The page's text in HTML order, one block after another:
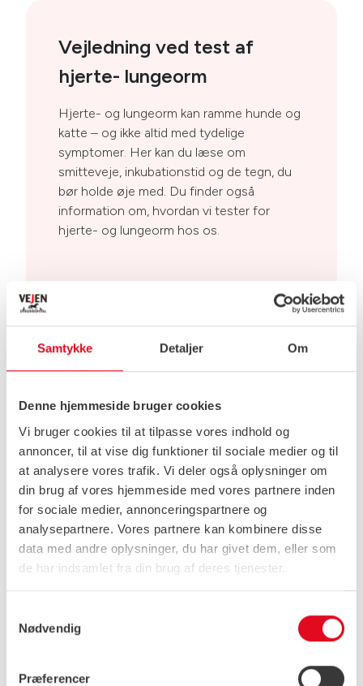
Samtykke Detaljer Om
Denne hjemmeside bruger cookies
Vi bruger cookies til at tilpasse vores indhold og
annoncer, til at vise dig funktioner til sociale medier og til
at analysere vores trafik. Vi deler også oplysninger om
din brug af vores hjemmeside med vores partnere inden
for sociale medier, annonceringspartnere og
analysepartnere. Vores partnere kan kombinere disse
data med andre oplysninger, du har givet dem, eller som
de har indsamlet fra din brug af deres tjenester.
Nødvendig
Præferencer
Vejledning ved test af
hjerte- lungeorm
Hjerte- og lungeorm kan ramme hunde og
katte – og ikke altid med tydelige
symptomer. Her kan du læse om
smitteveje, inkubationstid og de tegn, du
bør holde øje med. Du finder også
information om, hvordan vi tester for
hjerte- og lungeorm hos os.
Forberedelse før dit
kæledyr skal i narkose
Skal dit kæledyr til narkose? Her finder du
de vigtigste praktiske informationer, du skal
kende til inden indlæggelsen – herunder
faste, luftning og muligheden for en
blodprøve inden operationen. God